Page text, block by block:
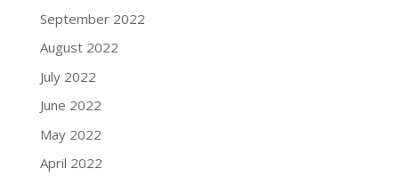
September 2022
August 2022
July 2022
June 2022
May 2022
April 2022